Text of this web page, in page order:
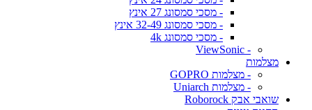
- מסכי סמסונג 27 אינץ
- מסכי סמסונג 32-49 אינץ
- מסכי סמסונג 4k
- ViewSonic
מצלמות
- מצלמות GOPRO
- מצלמות Uniarch
שואבי אבק Roborock